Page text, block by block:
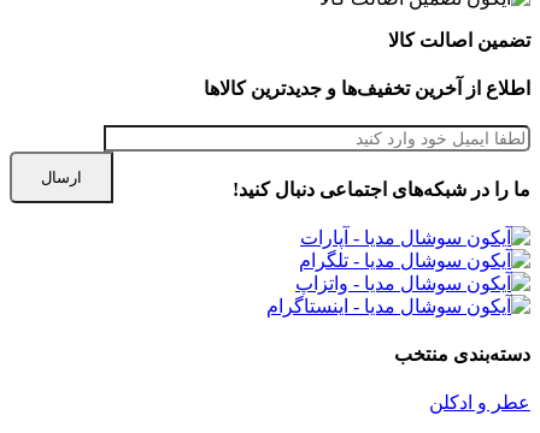
تضمین اصالت کالا
اطلاع از آخرین تخفیف‌ها و جدیدترین کالاها
ما را در شبكه‌های اجتماعی دنبال کنید!
دسته‌بندی منتخب
عطر و ادکلن